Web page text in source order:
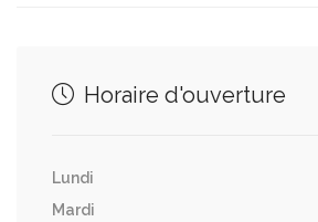
Horaire d'ouverture
Lundi
Mardi